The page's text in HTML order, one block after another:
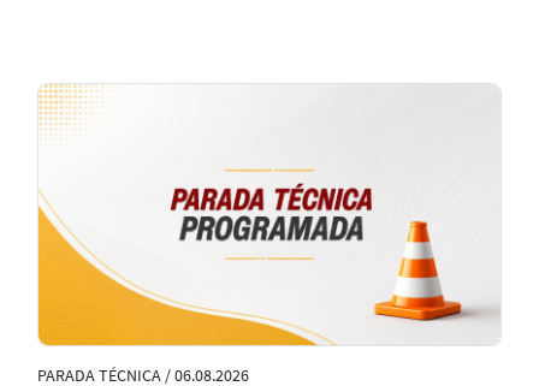
Notícias
em
PARADA TÉCNICA / 06.08.2026